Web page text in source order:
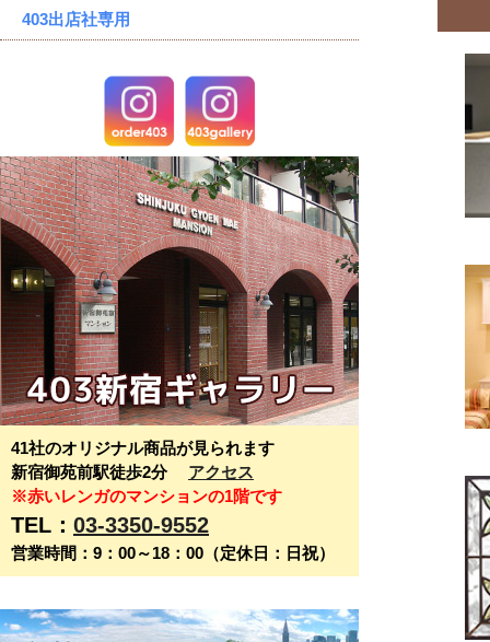
403出店社専用
41社のオリジナル商品が見られます
新宿御苑前駅徒歩2分 アクセス
※赤いレンガのマンションの1階です
TEL： 03-3350-9552
営業時間：9：00～18：00（定休日：日祝）